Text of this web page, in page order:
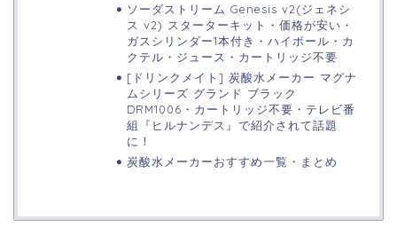
ソーダストリーム Genesis v2(ジェネシ
ス v2) スターターキット・価格が安い・
ガスシリンダー1本付き・ハイボール・カ
クテル・ジュース・カートリッジ不要
[ドリンクメイト] 炭酸水メーカー マグナ
ムシリーズ グランド ブラック
DRM1006・カートリッジ不要・テレビ番
組『ヒルナンデス』で紹介されて話題
に！
炭酸水メーカーおすすめ一覧・まとめ